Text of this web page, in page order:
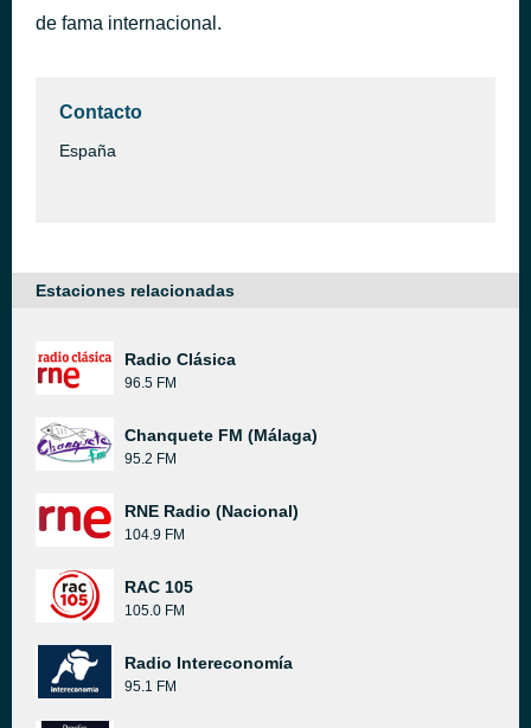
de fama internacional.
Contacto
España
Estaciones relacionadas
Radio Clásica
96.5 FM
Chanquete FM (Málaga)
95.2 FM
RNE Radio (Nacional)
104.9 FM
RAC 105
105.0 FM
Radio Intereconomía
95.1 FM